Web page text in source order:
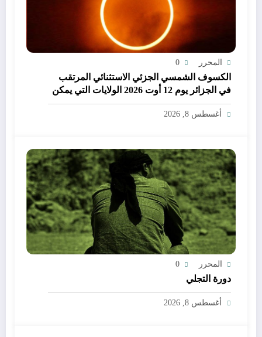
المحرر 0
الكسوف الشمسي الجزئي الاستثنائي المرتقب
في الجزائر يوم 12 أوت 2026 الولايات التي يمكن
فيها مشاهدة الكسوف
أغسطس 8, 2026
المحرر 0
دورة التجلي
أغسطس 8, 2026